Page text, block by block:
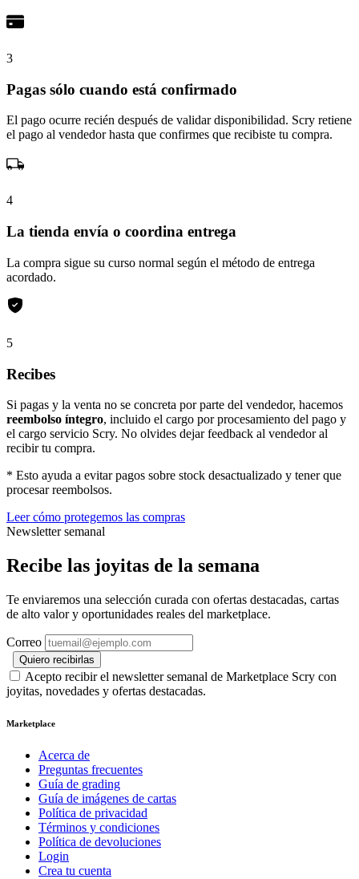
3
Pagas sólo cuando está confirmado
El pago ocurre recién después de validar disponibilidad. Scry retiene
el pago al vendedor hasta que confirmes que recibiste tu compra.
4
La tienda envía o coordina entrega
La compra sigue su curso normal según el método de entrega
acordado.
5
Recibes
Si pagas y la venta no se concreta por parte del vendedor, hacemos
reembolso íntegro, incluido el cargo por procesamiento del pago y
el cargo servicio Scry. No olvides dejar feedback al vendedor al
recibir tu compra.
* Esto ayuda a evitar pagos sobre stock desactualizado y tener que
procesar reembolsos.
Leer cómo protegemos las compras
Newsletter semanal
Recibe las joyitas de la semana
Te enviaremos una selección curada con ofertas destacadas, cartas
de alto valor y oportunidades reales del marketplace.
Correo
Quiero recibirlas
Acepto recibir el newsletter semanal de Marketplace Scry con
joyitas, novedades y ofertas destacadas.
Marketplace
Acerca de
Preguntas frecuentes
Guía de grading
Guía de imágenes de cartas
Política de privacidad
Términos y condiciones
Política de devoluciones
Login
Crea tu cuenta